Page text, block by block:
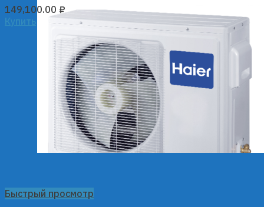
Быстрый просмотр
149,100.00 ₽
Купить